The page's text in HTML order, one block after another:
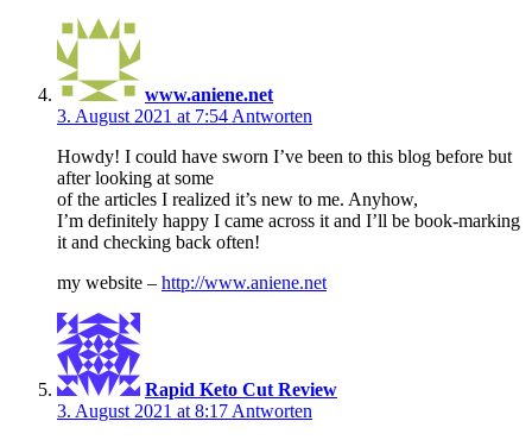
www.aniene.net
3. August 2021 at 7:54 Antworten
Howdy! I could have sworn I’ve been to this blog before but
after looking at some
of the articles I realized it’s new to me. Anyhow,
I’m definitely happy I came across it and I’ll be book-marking
it and checking back often!
my website – http://www.aniene.net
Rapid Keto Cut Review
3. August 2021 at 8:17 Antworten